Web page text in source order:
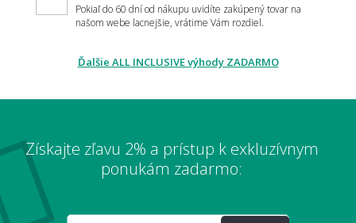
Aký veľký koberec zvoliť pod sedačku?
Pokiaľ do 60 dní od nákupu uvidíte zakúpený tovar na
našom webe lacnejšie, vrátime Vám rozdiel.
Ďalšie ALL INCLUSIVE výhody ZADARMO
Získajte zľavu 2% a prístup k exkluzívnym
ponukám zadarmo: